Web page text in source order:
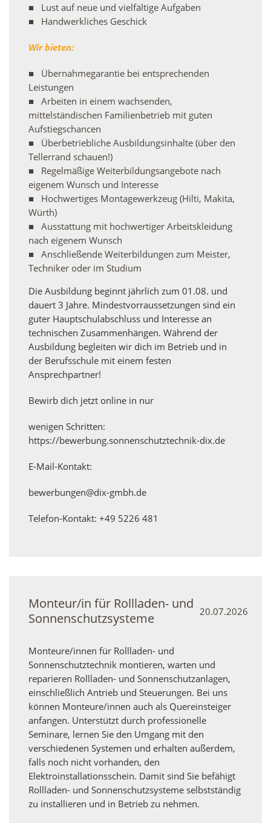
Lust auf neue und vielfältige Aufgaben
Handwerkliches Geschick
Wir bieten:
Übernahmegarantie bei entsprechenden
Leistungen
Arbeiten in einem wachsenden,
mittelständischen Familienbetrieb mit guten
Aufstiegschancen
Überbetriebliche Ausbildungsinhalte (über den
Tellerrand schauen!)
Regelmäßige Weiterbildungsangebote nach
eigenem Wunsch und Interesse
Hochwertiges Montagewerkzeug (Hilti, Makita,
Würth)
Ausstattung mit hochwertiger Arbeitskleidung
nach eigenem Wunsch
Anschließende Weiterbildungen zum Meister,
Techniker oder im Studium
Die Ausbildung beginnt jährlich zum 01.08. und
dauert 3 Jahre. Mindestvorraussetzungen sind ein
guter Hauptschulabschluss und Interesse an
technischen Zusammenhängen. Während der
Ausbildung begleiten wir dich im Betrieb und in
der Berufsschule mit einem festen
Ansprechpartner!
Bewirb dich jetzt online in nur
wenigen Schritten:
https://bewerbung.sonnenschutztechnik-dix.de
E-Mail-Kontakt:
bewerbungen@dix-gmbh.de
Telefon-Kontakt: +49 5226 481
Monteur/in für Rollladen- und
Sonnenschutzsysteme
20.07.2026
Monteure/innen für Rollladen- und
Sonnenschutztechnik montieren, warten und
reparieren Rollladen- und Sonnenschutzanlagen,
einschließlich Antrieb und Steuerungen. Bei uns
können Monteure/innen auch als Quereinsteiger
anfangen. Unterstützt durch professionelle
Seminare, lernen Sie den Umgang mit den
verschiedenen Systemen und erhalten außerdem,
falls noch nicht vorhanden, den
Elektroinstallationsschein. Damit sind Sie befähigt
Rollladen- und Sonnenschutzsysteme selbstständig
zu installieren und in Betrieb zu nehmen.